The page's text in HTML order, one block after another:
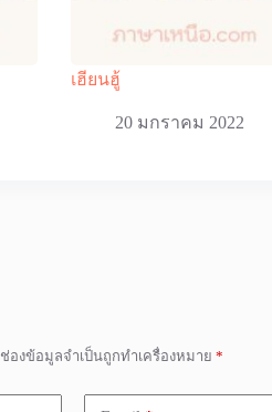
เฮียนฮู้
20 มกราคม 2022
ช่องข้อมูลจำเป็นถูกทำเครื่องหมาย *